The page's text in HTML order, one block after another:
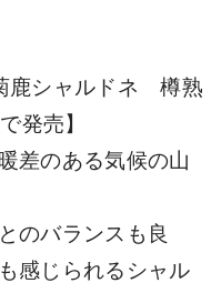
シャルドネ 樽熟
発売】
差のある気候の山
のバランスも良
感じられるシャル